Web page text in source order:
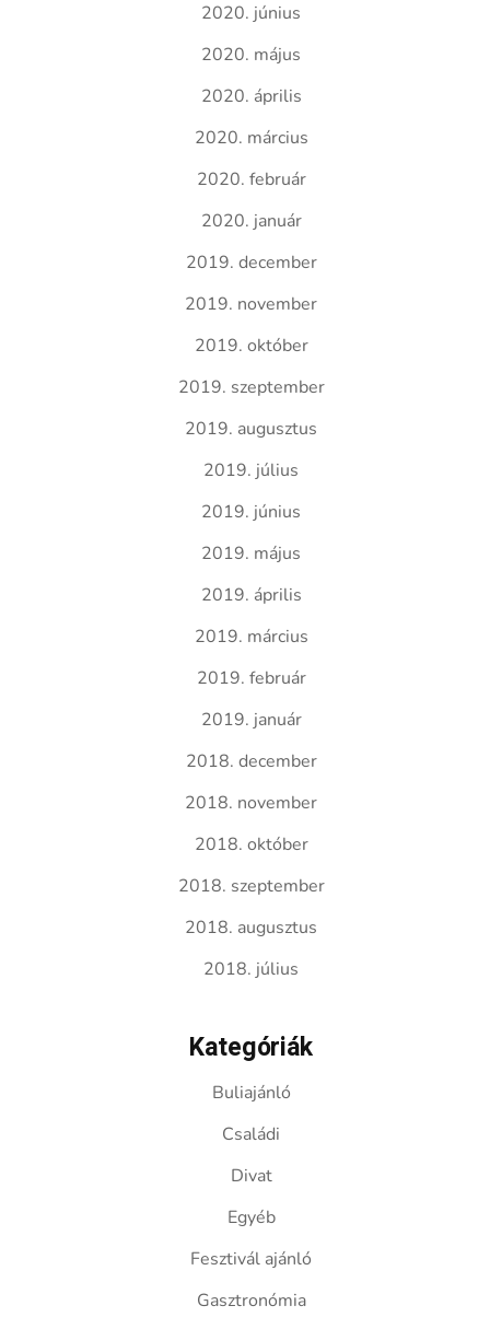
2020. június
2020. május
2020. április
2020. március
2020. február
2020. január
2019. december
2019. november
2019. október
2019. szeptember
2019. augusztus
2019. július
2019. június
2019. május
2019. április
2019. március
2019. február
2019. január
2018. december
2018. november
2018. október
2018. szeptember
2018. augusztus
2018. július
Kategóriák
Buliajánló
Családi
Divat
Egyéb
Fesztivál ajánló
Gasztronómia